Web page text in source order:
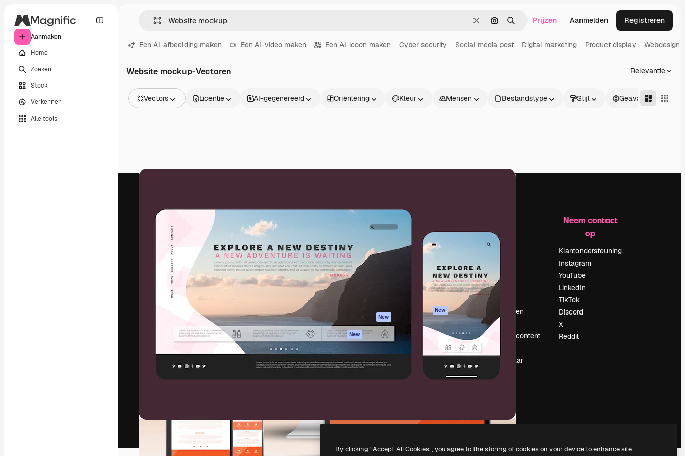
Aanmaken
Home
Zoeken
Stock
Verkennen
Alle tools
WissenZoeken op afbeelding
ZoekenPrijzen Aanmelden Registreren
Een AI-afbeelding maken Een AI-video maken Een AI-icoon maken Cyber security Social media post Digital marketing Product display Webdesign
Website mockup-Vectoren Relevantie
Vectors
Video's
3D-modellen
Licentie AI-gegenereerd Oriëntering Kleur Mensen Bestandstype Stijl Geavanceerd
Het creatieve platform om je beste werk te
creëren. Meer dan 1 miljoen abonnees
onder creatievelingen, ondernemingen,
bureaus en studio's.
Nederlands
AI-assistent
AI Image Generator
AI Video Generator
AI Voice Generator
Stockcontent
MCP voor
Claude/ChatGPT
New
Agenten New
Mobiele app
Alle Magnific-tools
Aan de slag
Academy
Documentatie
voorwaarden
Originelen New
Cookiebeleid
Vertrouwenscentrum
Onderneming
Prijzen
Vacatures
Zoektrends
Blog
Evenementen
Slidesgo
Verkoop je content
Op zoek naar
magnific.ai
Neem contact
op
Klantondersteuning
Instagram
YouTube
LinkedIn
TikTok
Discord
X
Reddit
By clicking “Accept All Cookies”, you agree to the storing of cookies on your device to enhance site